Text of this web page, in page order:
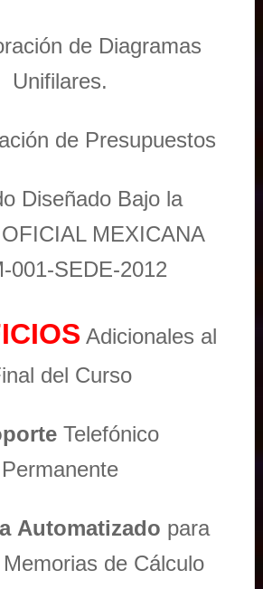
de Diagramas
Unifilares.
de Presupuestos
Diseñado Bajo la
MEXICANA
001-SEDE-2012
Adicionales al
del Curso
Telefónico
Permanente
Automatizado para
de Cálculo